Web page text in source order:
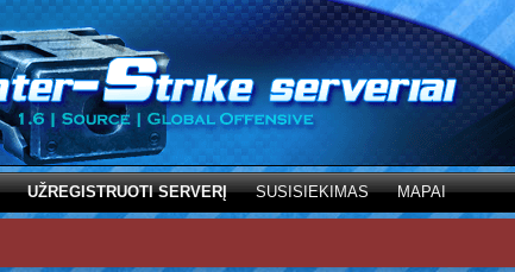
UŽREGISTRUOTI SERVERĮ SUSISIEKIMAS MAPAI